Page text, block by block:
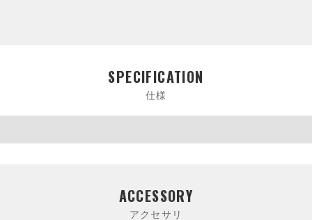
SPECIFICATION
仕様
ACCESSORY
アクセサリ